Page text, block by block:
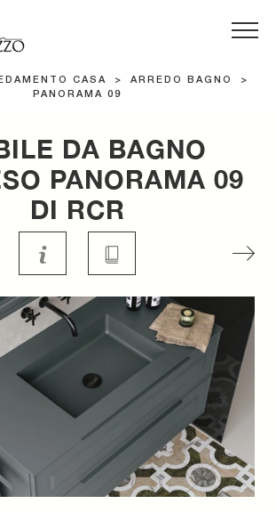
CASA > ARREDO BAGNO
>
PANORAMA 09
DA BAGNO
PANORAMA 09
DI RCR